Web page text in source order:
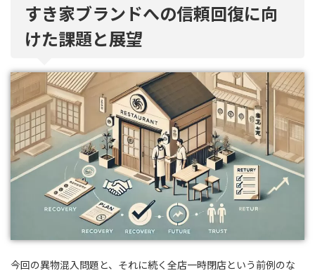
すき家ブランドへの信頼回復に向
けた課題と展望
今回の異物混入問題と、それに続く全店一時閉店という前例のな